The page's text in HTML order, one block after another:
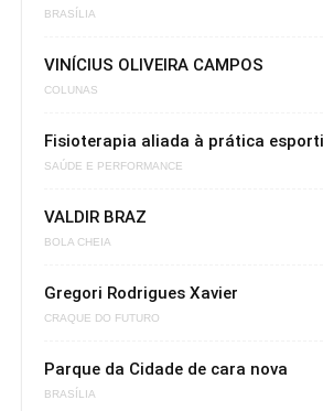
BRASÍLIA
VINÍCIUS OLIVEIRA CAMPOS
COLUNAS
Fisioterapia aliada à prática
SAÚDE E PERFORMANCE
VALDIR BRAZ
BOLA CHEIA
Gregori Rodrigues Xavier
CRAQUE DO FUTURO
Parque da Cidade de cara nova
BRASÍLIA